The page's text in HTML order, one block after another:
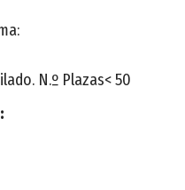
N.º Plazas< 50